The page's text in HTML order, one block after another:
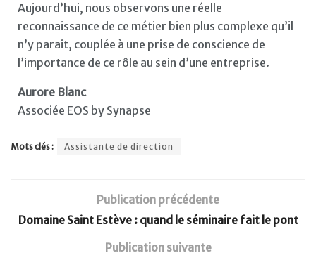
Aujourd’hui, nous observons une réelle
reconnaissance de ce métier bien plus complexe qu’il
n’y parait, couplée à une prise de conscience de
l’importance de ce rôle au sein d’une entreprise.
Aurore Blanc
Associée EOS by Synapse
Mots clés : Assistante de direction
Publication précédente
Domaine Saint Estève : quand le séminaire fait le pont
Publication suivante